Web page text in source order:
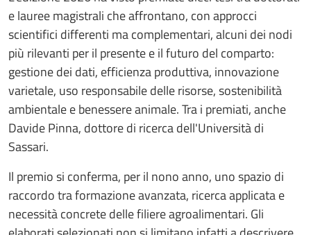
e lauree magistrali che affrontano, con approcci
scientifici differenti ma complementari, alcuni dei nodi
più rilevanti per il presente e il futuro del comparto:
gestione dei dati, efficienza produttiva, innovazione
varietale, uso responsabile delle risorse, sostenibilità
ambientale e benessere animale. Tra i premiati, anche
Davide Pinna, dottore di ricerca dell'Università di
Sassari.
Il premio si conferma, per il nono anno, uno spazio di
raccordo tra formazione avanzata, ricerca applicata e
necessità concrete delle filiere agroalimentari. Gli